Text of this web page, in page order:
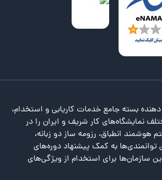
دهنده بسته جامع خدمات کاریابی و استخدام،
نمایشگاه‌های کار شریف و ایران را در
هوشمند انطباق، رزومه ساز دو زبانه،
به کمک پیشنهاد دوره‌های
سازمان‌ها برای استخدام از ویژگی‌های